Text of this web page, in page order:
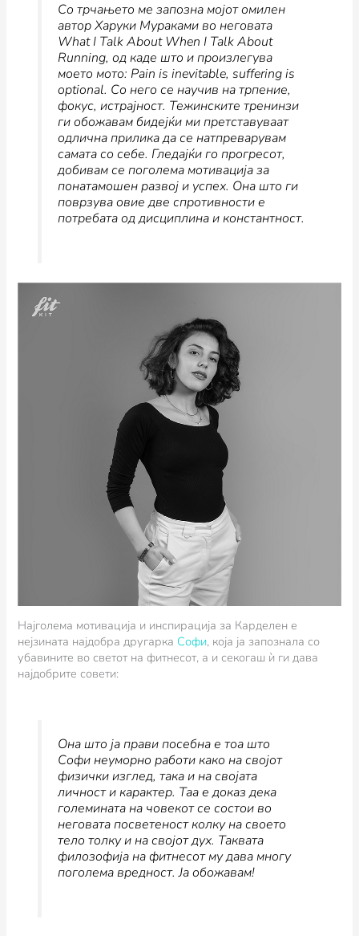
Со трчањето ме запозна мојот омилен
автор Харуки Мураками во неговата
What I Talk About When I Talk About
Running, од каде што и произлегува
моето мото: Pain is inevitable, suffering is
optional. Со него се научив на трпение,
фокус, истрајност. Тежинските тренинзи
ги обожавам бидејќи ми претставуваат
одлична прилика да се натпреварувам
самата со себе. Гледајќи го прогресот,
добивам се поголема мотивација за
понатамошен развој и успех. Она што ги
поврзува овие две спротивности е
потребата од дисциплина и константност.
Најголема мотивација и инспирација за Карделен е
нејзината најдобра другарка Софи, која ја запознала со
убавините во светот на фитнесот, а и секогаш ѝ ги дава
најдобрите совети:
Она што ја прави посебна е тоа што
Софи неуморно работи како на својот
физички изглед, така и на својата
личност и карактер. Таа е доказ дека
големината на човекот се состои во
неговата посветеност колку на своето
тело толку и на својот дух. Таквата
филозофија на фитнесот му дава многу
поголема вредност. Ја обожавам!